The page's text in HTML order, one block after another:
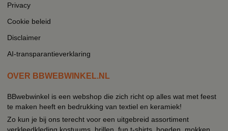
Privacy
Cookie beleid
Disclaimer
AI-transparantieverklaring
OVER BBWEBWINKEL.NL
BBwebwinkel is een webshop die zich richt op alles wat met feest
te maken heeft en bedrukking van textiel en keramiek!
Zo kun je bij ons terecht voor een uitgebreid assortiment